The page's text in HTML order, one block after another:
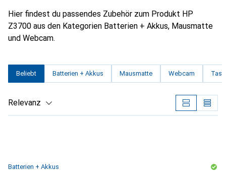
Hier findest du passendes Zubehör zum Produkt HP
Z3700 aus den Kategorien Batterien + Akkus, Mausmatte
und Webcam.
Beliebt Batterien + Akkus Mausmatte Webcam
Relevanz
Batterien + Akkus